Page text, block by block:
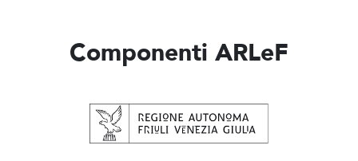
Componenti ARLeF